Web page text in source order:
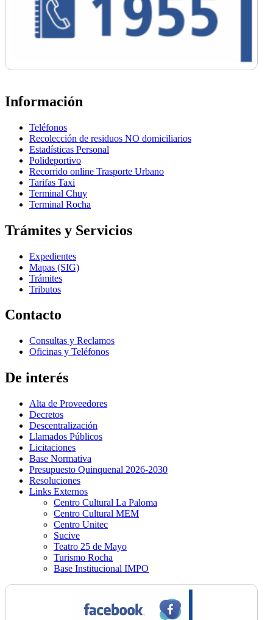
Información
Teléfonos
Recolección de residuos NO domiciliarios
Estadísticas Personal
Polideportivo
Recorrido online Trasporte Urbano
Tarifas Taxi
Terminal Chuy
Terminal Rocha
Trámites y Servicios
Expedientes
Mapas (SIG)
Trámites
Tributos
Contacto
Consultas y Reclamos
Oficinas y Teléfonos
De interés
Alta de Proveedores
Decretos
Descentralización
Llamados Públicos
Licitaciones
Base Normativa
Presupuesto Quinquenal 2026-2030
Resoluciones
Links Externos
Centro Cultural La Paloma
Centro Cultural MEM
Centro Unitec
Sucive
Teatro 25 de Mayo
Turismo Rocha
Base Institucional IMPO